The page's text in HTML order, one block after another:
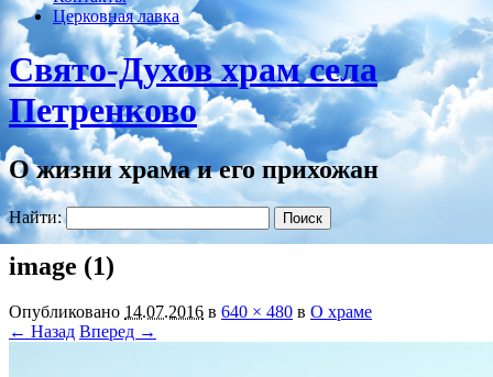
Церковная лавка
Свято-Духов храм села
Петренково
О жизни храма и его прихожан
Найти:
image (1)
Опубликовано 14.07.2016 в 640 × 480 в О храме
← Назад Вперед →